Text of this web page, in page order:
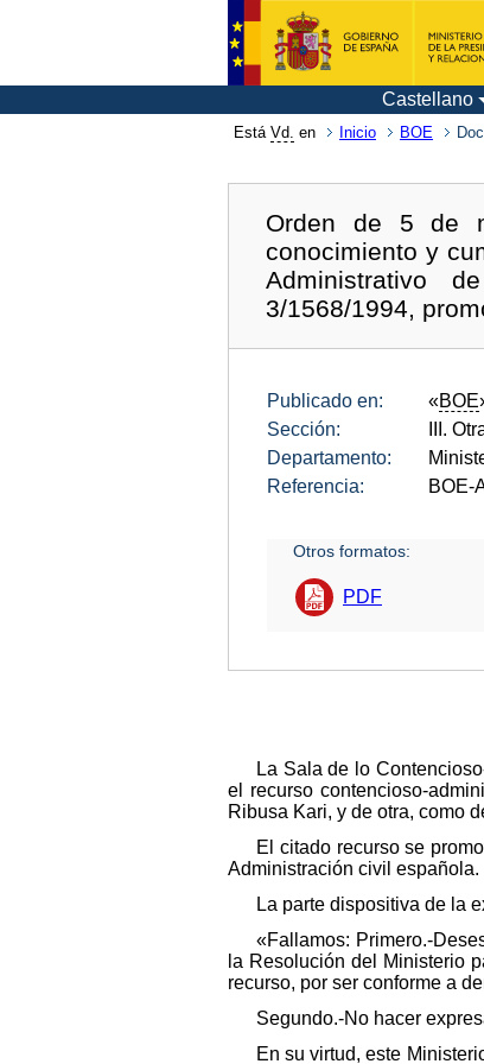
Castellano
Está Vd. en Inicio BOE
Orden de 5 de
conocimiento y
Administrativo
3/1568/1994,
Publicado en: «BOE
Sección:
III.
Departamento:
Referencia:
BOE-
Otros formatos:
PDF
La Sala de lo
el recurso contencioso-
Ribusa Kari, y de otra, como
El citado recurso se
Administración civil española.
La parte dispositiva de la
«Fallamos: Primero.-
la Resolución del Ministerio
recurso, por ser conforme a
Segundo.-No hacer
En su virtud, este